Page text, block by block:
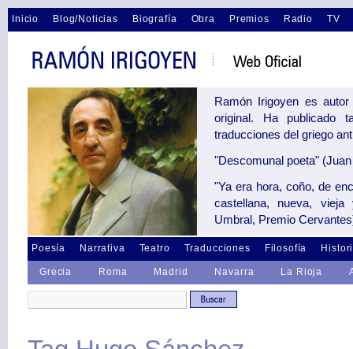
Inicio Blog/Noticias Biografía Obra Premios Radio TV
Ramón Irigoyen es
original. Ha publicado
traducciones del griego
"Descomunal poeta"
"Ya era hora, coño, de
castellana, nueva, vieja
Umbral, Premio
Poesía Narrativa Teatro Traducciones Filosofía
Grecia Roma Madrid Navarra La Rioja